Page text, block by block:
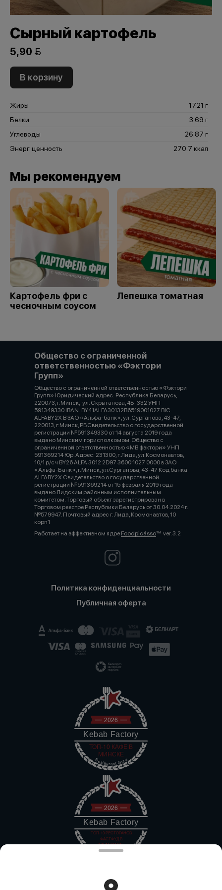
Сырный картофель
5,90 
В корзину
Жиры
17.21 г
Белки
3.69 г
Углеводы
26.87 г
Энерг. ценность
270.7 ккал
Мы рекомендуем
Картофель фри с
чесночным соусом
Лепешка томатная
Общество с ограниченной
ответственностью «Фэктори
Групп»
Общество с ограниченной ответственностью «Фэктори
Групп» Юридический адрес: Республика Беларусь,
220073, г.Минск, ул. Скрыганова, 4Б-332 УНП
591349330 IBAN: BY41ALFA30132B6519001027 BIC:
ALFABY2X В ЗАО «Альфа-банк», ул. Сурганова, 43-47,
220013, г.Минск, РБСвидетельство о государственной
регистрации №591349330 от 14 августа 2019 года
выдано Минским горисполкомом. Общество с
ограниченной ответственностью «МВ фэктори» УНП
591369214 Юр. Адрес: 231300, г.Лида, ул.Космонавтов,
10/1 р/сч BY26 ALFA 3012 2D97 3600 1027 0000 в ЗАО
«Альфа-Банк», г.Минск, ул.Сурганова, 43-47 Код банка
ALFABY2X Свидетельство о государственной
регистрации №591369214 от 15 февраля 2019 года
выдано Лидским районным исполнительным
комитетом. Торговый объект зарегистрирован в
Торговом реестре Республики Беларусь от 30.04.2024 г.
№579947. Почтовый адрес г. Лида, Космонавтов, 10
корп1
Работает на эффективном ядре Foodpicássover. 3.2
Политика конфиденциальности
Публичная оферта
Kebab Factory
2026
ТОП-10 КАФЕ В
МИНСКЕ
Restaurant Guru
Kebab Factory
2026
ТОП-10 РЕСТОРАНОВ
ФАСТФУД В
МИНСКЕ
Restaurant Guru